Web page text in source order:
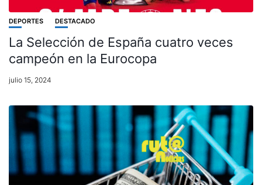
DEPORTES DESTACADO
La Selección de España cuatro veces
campeón en la Eurocopa
julio 15, 2024